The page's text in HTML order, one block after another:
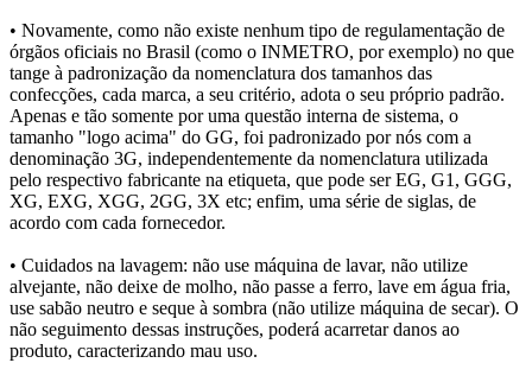
• Novamente, como não existe nenhum tipo de regulamentação de
órgãos oficiais no Brasil (como o INMETRO, por exemplo) no que
tange à padronização da nomenclatura dos tamanhos das
confecções, cada marca, a seu critério, adota o seu próprio padrão.
Apenas e tão somente por uma questão interna de sistema, o
tamanho "logo acima" do GG, foi padronizado por nós com a
denominação 3G, independentemente da nomenclatura utilizada
pelo respectivo fabricante na etiqueta, que pode ser EG, G1, GGG,
XG, EXG, XGG, 2GG, 3X etc; enfim, uma série de siglas, de
acordo com cada fornecedor.
• Cuidados na lavagem: não use máquina de lavar, não utilize
alvejante, não deixe de molho, não passe a ferro, lave em água fria,
use sabão neutro e seque à sombra (não utilize máquina de secar). O
não seguimento dessas instruções, poderá acarretar danos ao
produto, caracterizando mau uso.